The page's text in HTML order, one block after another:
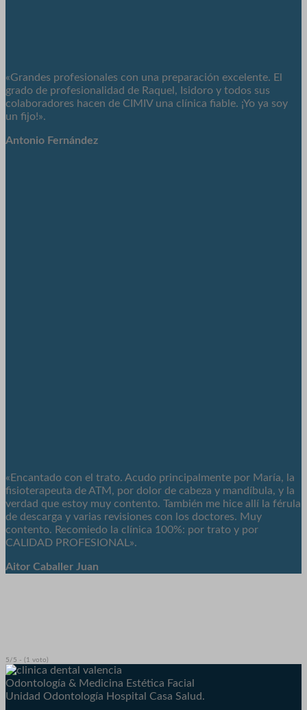
«Grandes profesionales con una preparación excelente. El
grado de profesionalidad de Raquel, Isidoro y todos sus
colaboradores hacen de CIMIV una clínica fiable. ¡Yo ya soy
un fijo!».
Antonio Fernández
«Encantado con el trato. Acudo principalmente por María, la
fisioterapeuta de ATM, por dolor de cabeza y mandíbula, y la
verdad que estoy muy contento. También me hice allí la férula
de descarga y varias revisiones con los doctores. Muy
contento. Recomiedo la clínica 100%: por trato y por
CALIDAD PROFESIONAL».
Aitor Caballer Juan
5/5 - (1 voto)
Odontología & Medicina Estética Facial
Unidad Odontología Hospital Casa Salud.